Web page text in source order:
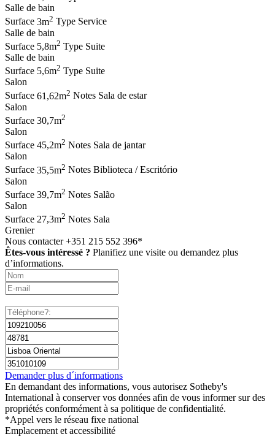
Salle de bain
Surface 3m2 Type Service
Salle de bain
Surface 5,8m2 Type Suite
Salle de bain
Surface 5,6m2 Type Suite
Salon
Surface 61,62m2 Notes Sala de estar
Salon
Surface 30,7m2
Salon
Surface 45,2m2 Notes Sala de jantar
Salon
Surface 35,5m2 Notes Biblioteca / Escritório
Salon
Surface 39,7m2 Notes Salão
Salon
Surface 27,3m2 Notes Sala
Grenier
Nous contacter +351 215 552 396*
Êtes-vous intéressé ? Planifiez une visite ou demandez plus
d’informations.
Demander plus d´informations
En demandant des informations, vous autorisez Sotheby's
International à conserver vos données afin de vous informer sur des
propriétés conformément à sa politique de confidentialité.
*Appel vers le réseau fixe national
Emplacement et accessibilité